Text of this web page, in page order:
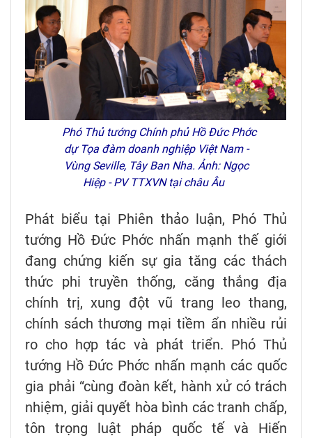
Phó Thủ tướng Chính phủ Hồ Đức Phớc
dự Tọa đàm doanh nghiệp Việt Nam -
Vùng Seville, Tây Ban Nha. Ảnh: Ngọc
Hiệp - PV TTXVN tại châu Âu
Phát biểu tại Phiên thảo luận, Phó Thủ
tướng Hồ Đức Phớc nhấn mạnh thế giới
đang chứng kiến sự gia tăng các thách
thức phi truyền thống, căng thẳng địa
chính trị, xung đột vũ trang leo thang,
chính sách thương mại tiềm ẩn nhiều rủi
ro cho hợp tác và phát triển. Phó Thủ
tướng Hồ Đức Phớc nhấn mạnh các quốc
gia phải “cùng đoàn kết, hành xử có trách
nhiệm, giải quyết hòa bình các tranh chấp,
tôn trọng luật pháp quốc tế và Hiến